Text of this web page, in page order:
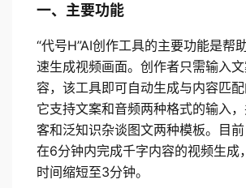
一、主要功能
“代号H”AI创作工具的主要功能是帮
速生成视频画面。创作者只需输入
容，该工具即可自动生成与内容匹配
它支持文案和音频两种格式的输入
客和泛知识杂谈图文两种模板。目
在6分钟内完成千字内容的视频生成
时间缩短至3分钟。